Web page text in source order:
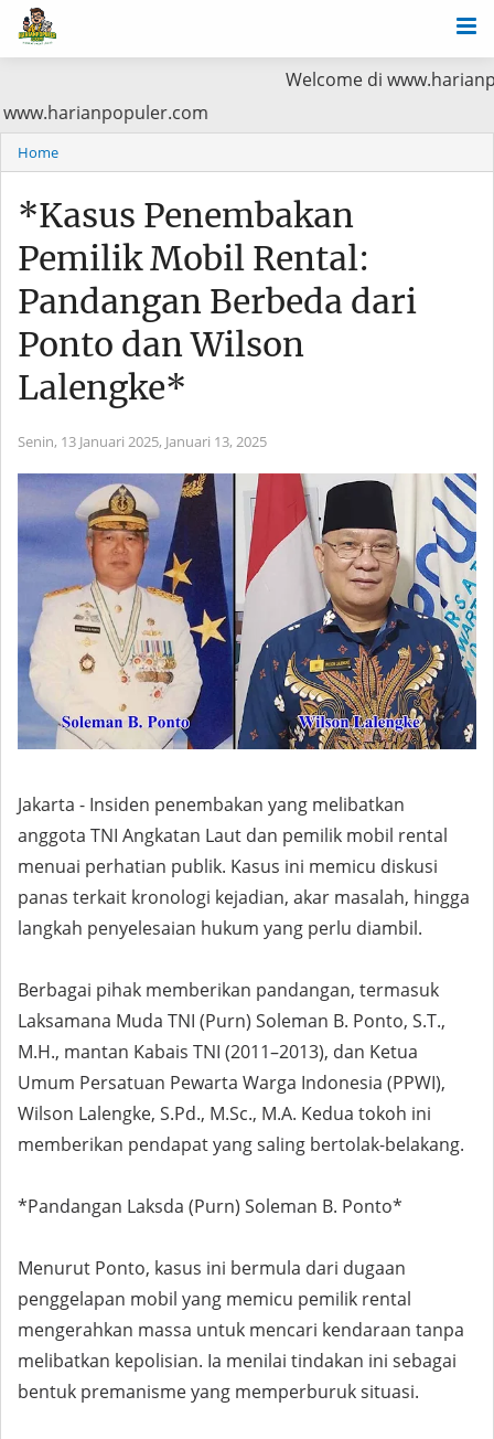
Welcome di
Baca di www.harianpopuler.com
Home
*Kasus Penembakan
Pemilik Mobil Rental:
Pandangan Berbeda dari
Ponto dan Wilson
Lalengke*
Senin, 13 Januari 2025, Januari 13, 2025
Jakarta - Insiden penembakan yang melibatkan
anggota TNI Angkatan Laut dan pemilik mobil rental
menuai perhatian publik. Kasus ini memicu diskusi
panas terkait kronologi kejadian, akar masalah, hingga
langkah penyelesaian hukum yang perlu diambil.
Berbagai pihak memberikan pandangan, termasuk
Laksamana Muda TNI (Purn) Soleman B. Ponto, S.T.,
M.H., mantan Kabais TNI (2011–2013), dan Ketua
Umum Persatuan Pewarta Warga Indonesia (PPWI),
Wilson Lalengke, S.Pd., M.Sc., M.A. Kedua tokoh ini
memberikan pendapat yang saling bertolak-belakang.
*Pandangan Laksda (Purn) Soleman B. Ponto*
Menurut Ponto, kasus ini bermula dari dugaan
penggelapan mobil yang memicu pemilik rental
mengerahkan massa untuk mencari kendaraan tanpa
melibatkan kepolisian. Ia menilai tindakan ini sebagai
bentuk premanisme yang memperburuk situasi.